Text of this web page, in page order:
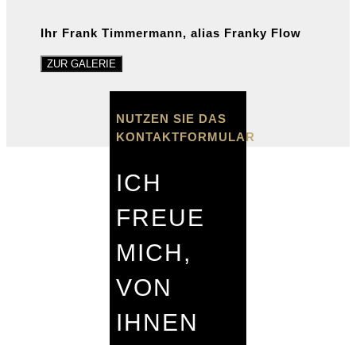
Ihr Frank Timmermann, alias Franky Flow
ZUR GALERIE
NUTZEN SIE DAS
KONTAKTFORMULAR
ICH
FREUE
MICH,
VON
IHNEN